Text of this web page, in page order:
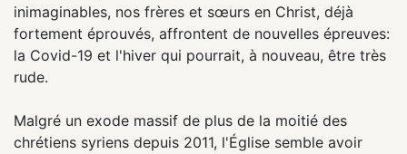
inimaginables, nos frères et sœurs en Christ, déjà
fortement éprouvés, affrontent de nouvelles épreuves:
la Covid-19 et l'hiver qui pourrait, à nouveau, être très
rude.
Malgré un exode massif de plus de la moitié des
chrétiens syriens depuis 2011, l'Église semble avoir